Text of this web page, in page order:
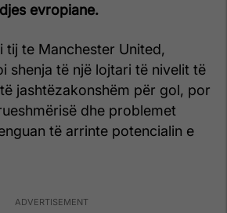
evropiane.
tij te Manchester United,
shenja të një lojtari të nivelit të
jashtëzakonshëm për gol, por
dhe problemet
të arrinte potencialin e